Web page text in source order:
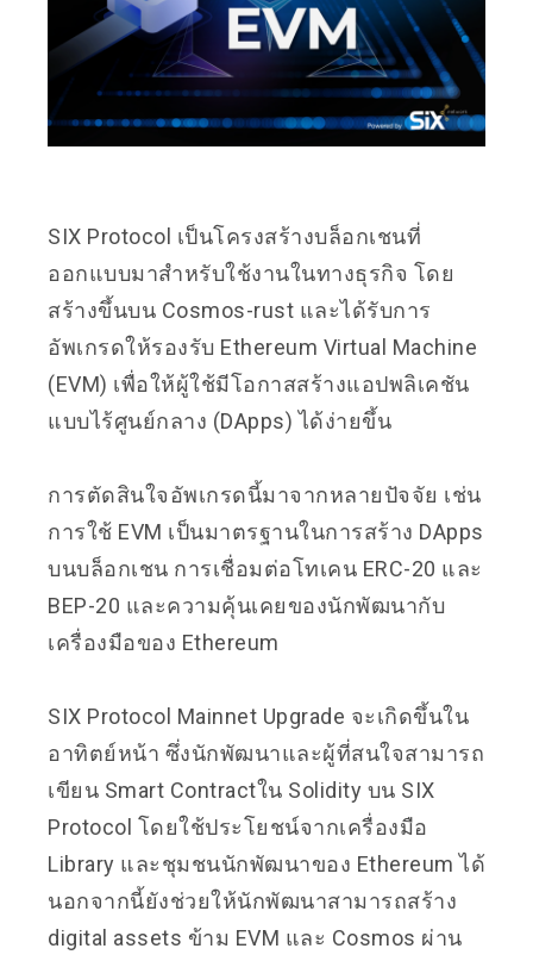
SIX Protocol เป็นโครงสร้างบล็อกเชนที่
ออกแบบมาสำหรับใช้งานในทางธุรกิจ โดย
สร้างขึ้นบน Cosmos-rust และได้รับการ
อัพเกรดให้รองรับ Ethereum Virtual Machine
(EVM) เพื่อให้ผู้ใช้มีโอกาสสร้างแอปพลิเคชัน
แบบไร้ศูนย์กลาง (DApps) ได้ง่ายขึ้น
การตัดสินใจอัพเกรดนี้มาจากหลายปัจจัย เช่น
การใช้ EVM เป็นมาตรฐานในการสร้าง DApps
บนบล็อกเชน การเชื่อมต่อโทเคน ERC-20 และ
BEP-20 และความคุ้นเคยของนักพัฒนากับ
เครื่องมือของ Ethereum
SIX Protocol Mainnet Upgrade จะเกิดขึ้นใน
อาทิตย์หน้า ซึ่งนักพัฒนาและผู้ที่สนใจสามารถ
เขียน Smart Contractใน Solidity บน SIX
Protocol โดยใช้ประโยชน์จากเครื่องมือ
Library และชุมชนนักพัฒนาของ Ethereum ได้
นอกจากนี้ยังช่วยให้นักพัฒนาสามารถสร้าง
digital assets ข้าม EVM และ Cosmos ผ่าน